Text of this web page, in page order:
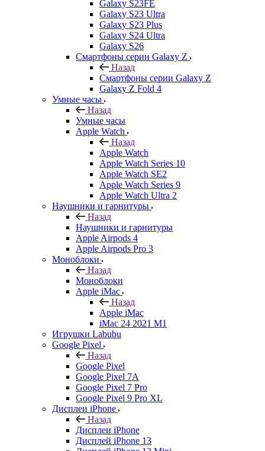
Galaxy S23FE
Galaxy S23 Ultra
Galaxy S23 Plus
Galaxy S24 Ultra
Galaxy S26
Смартфоны серии Galaxy Z
Назад
Смартфоны серии Galaxy Z
Galaxy Z Fold 4
Умные часы
Назад
Умные часы
Apple Watch
Назад
Apple Watch
Apple Watch Series 10
Apple Watch SE2
Apple Watch Series 9
Apple Watch Ultra 2
Наушники и гарнитуры
Назад
Наушники и гарнитуры
Apple Airpods 4
Apple Airpods Pro 3
Моноблоки
Назад
Моноблоки
Apple iMac
Назад
Apple iMac
iMac 24 2021 M1
Игрушки Labubu
Google Pixel
Назад
Google Pixel
Google Pixel 7А
Google Pixel 7 Pro
Google Pixel 9 Pro XL
Дисплеи iPhone
Назад
Дисплеи iPhone
Дисплей iPhone 13